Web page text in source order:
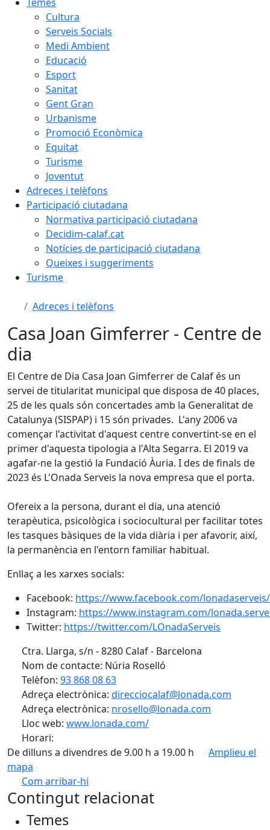
Cultura
Serveis Socials
Medi Ambient
Educació
Esport
Sanitat
Gent Gran
Urbanisme
Promoció Econòmica
Equitat
Turisme
Joventut
Adreces i telèfons
Participació ciutadana
Normativa participació ciutadana
Decidim-calaf.cat
Notícies de participació ciutadana
Queixes i suggeriments
Turisme
Adreces i telèfons
Casa Joan Gimferrer - Centre de
dia
El Centre de Dia Casa Joan Gimferrer de Calaf és un
servei de titularitat municipal que disposa de 40 places,
25 de les quals són concertades amb la Generalitat de
Catalunya (SISPAP) i 15 són privades. L'any 2006 va
començar l'activitat d'aquest centre convertint-se en el
primer d'aquesta tipologia a l'Alta Segarra. El 2019 va
agafar-ne la gestió la Fundació Àuria. I des de finals de
2023 és L'Onada Serveis la nova empresa que el porta.
Ofereix a la persona, durant el dia, una atenció
terapèutica, psicològica i sociocultural per facilitar totes
les tasques bàsiques de la vida diària i per afavorir, així,
la permanència en l'entorn familiar habitual.
Enllaç a les xarxes socials:
Facebook: https://www.facebook.com/lonadaserveis/
Instagram: https://www.instagram.com/
Twitter: https://twitter.com/LOnadaServeis
Ctra. Llarga, s/n - 8280 Calaf - Barcelona
Nom de contacte: Núria Roselló
Telèfon: 93 868 08 63
Adreça electrònica: direcciocalaf@lonada.com
Adreça electrònica: nrosello@lonada.com
Lloc web: www.lonada.com/
Horari:
De dilluns a divendres de 9.00 h a 19.00 h
Amplieu el
mapa
Com arribar-hi
+
Contingut relacionat
Temes